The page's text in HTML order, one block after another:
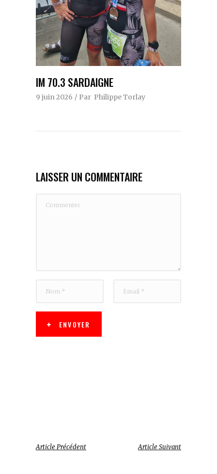
IM 70.3 SARDAIGNE
9 juin 2026 Par Philippe Torlay
LAISSER UN COMMENTAIRE
ENVOYER
Article Précédent Article Suivant